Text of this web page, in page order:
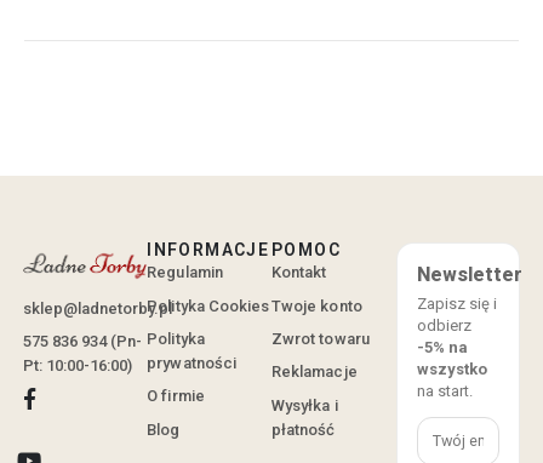
sklep@ladnetorby.pl
575 836 934 (Pn-
Pt: 10:00-16:00)
INFORMACJE
Regulamin
Polityka Cookies
Polityka
prywatności
O firmie
Blog
POMOC
Kontakt
Twoje konto
Zwrot towaru
Reklamacje
Wysyłka i
płatność
Newsletter
Zapisz się i
odbierz
-5% na
wszystko
na start.